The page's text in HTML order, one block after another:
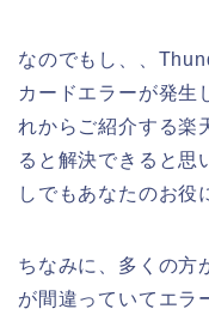
なのでもし、、
カードエラーが発生
れからご紹介する楽
ると解決できると思
しでもあなたのお役
ちなみに、多くの方
が間違っていてエラ